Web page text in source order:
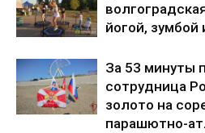
йогой, зумбой
За 53 минуты
сотрудница
золото на
парашютно-